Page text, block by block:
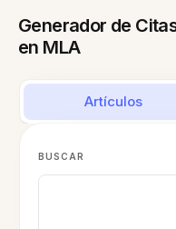
Generador de
en MLA
Artículos
BUSCAR